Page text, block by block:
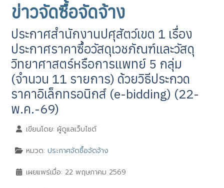
ข่าวจัดซื้อจัดจ้าง
ประกาศสำนักงานปศุสัตว์เขต 1 เรื่อง
ประกาศราคาซื้อวัสดุเวชภัณฑ์และวัสดุ
วิทยาศาสตร์หรือการแพทย์ 5 กลุ่ม
(จำนวน 11 รายการ) ด้วยวิธีประกวด
ราคาอิเล็กทรอนิกส์ (e-bidding) (22-
พ.ค.-69)
เขียนโดย: ผู้ดูแลเว็บไซต์
หมวด: ประกาศจัดซื้อจัดจ้าง
เผยแพร่เมื่อ: 22 พฤษภาคม 2569